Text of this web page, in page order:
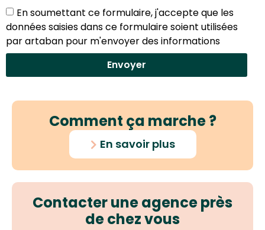
En soumettant ce formulaire, j'accepte que les
données saisies dans ce formulaire soient utilisées
par artaban pour m'envoyer des informations
Envoyer
Comment ça marche ?
En savoir plus
Contacter une agence près
de chez vous